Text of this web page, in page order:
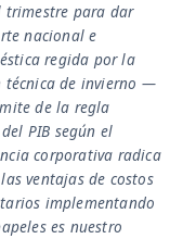
trimestre para dar
nacional e
regida por la
técnica de invierno —
de la regla
PIB según el
corporativa radica
ventajas de costos
implementando
es nuestro